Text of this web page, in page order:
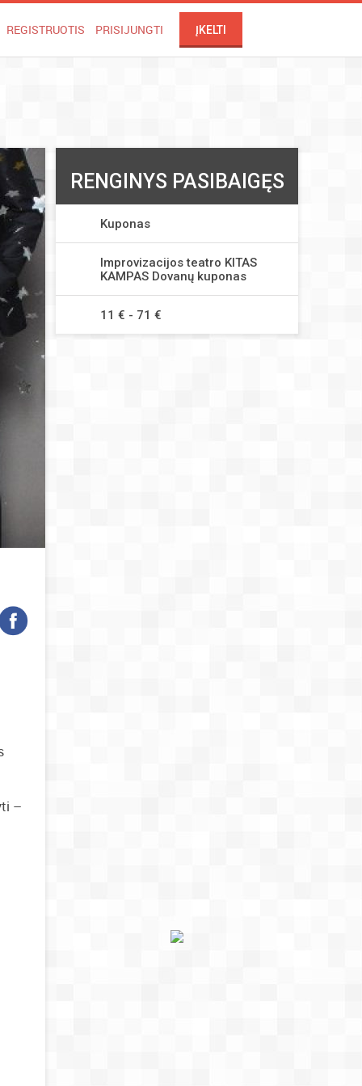
REGISTRUOTIS PRISIJUNGTI ĮKELTI
–
RENGINYS PASIBAIGĘS
Kuponas
Improvizacijos teatro KITAS
KAMPAS Dovanų kuponas
11 € - 71 €